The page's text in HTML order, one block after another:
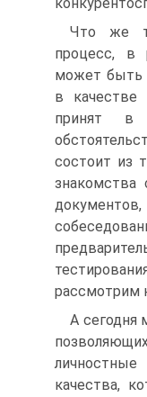
Что же
процесс, в
может быть
в качестве
принят в
состоит из
знакомства
рассмотрим
А сегодня
качества,